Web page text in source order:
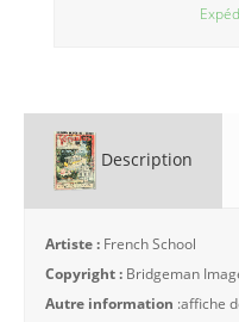
Description
Artiste : French School
Copyright : Bridgeman
Autre information :affiche